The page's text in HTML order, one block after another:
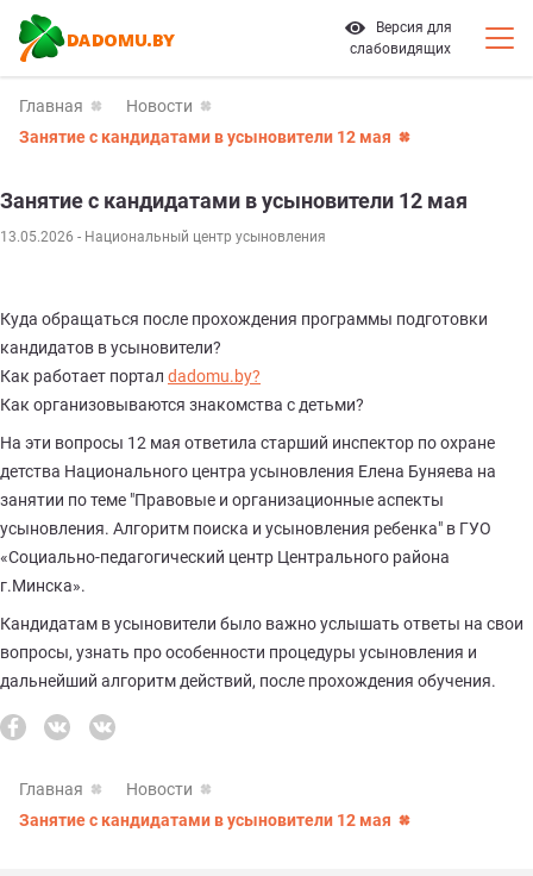
Версия для
слабовидящих
Главная
Новости
Занятие с кандидатами в усыновители 12 мая
Занятие с кандидатами в усыновители 12 мая
13.05.2026 - Национальный центр усыновления
Куда обращаться после прохождения программы подготовки
кандидатов в усыновители?
Как работает портал dadomu.by?
Как организовываются знакомства с детьми?
На эти вопросы 12 мая ответила старший инспектор по охране
детства Национального центра усыновления Елена Буняева на
занятии по теме "Правовые и организационные аспекты
усыновления. Алгоритм поиска и усыновления ребенка" в ГУО
«Социально-педагогический центр Центрального района
г.Минска».
Кандидатам в усыновители было важно услышать ответы на свои
вопросы, узнать про особенности процедуры усыновления и
дальнейший алгоритм действий, после прохождения обучения.
Главная
Новости
Занятие с кандидатами в усыновители 12 мая